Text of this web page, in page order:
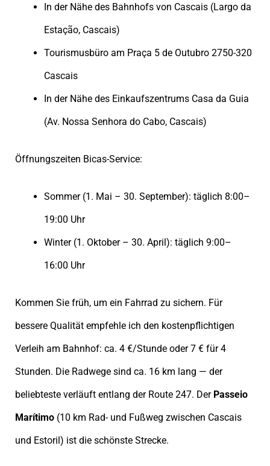
In der Nähe des Bahnhofs von Cascais (Largo da
Estação, Cascais)
Tourismusbüro am Praça 5 de Outubro 2750-320
Cascais
In der Nähe des Einkaufszentrums Casa da Guia
(Av. Nossa Senhora do Cabo, Cascais)
Öffnungszeiten Bicas-Service:
Sommer (1. Mai – 30. September): täglich 8:00–
19:00 Uhr
Winter (1. Oktober – 30. April): täglich 9:00–
16:00 Uhr
Kommen Sie früh, um ein Fahrrad zu sichern. Für
bessere Qualität empfehle ich den kostenpflichtigen
Verleih am Bahnhof: ca. 4 €/Stunde oder 7 € für 4
Stunden. Die Radwege sind ca. 16 km lang — der
beliebteste verläuft entlang der Route 247. Der Passeio
Marítimo (10 km Rad- und Fußweg zwischen Cascais
und Estoril) ist die schönste Strecke.